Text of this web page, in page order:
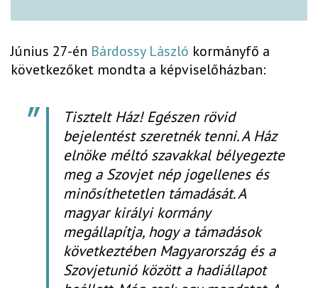
Június 27-én Bárdossy László kormányfő a
következőket mondta a képviselőházban:
Tisztelt Ház! Egészen rövid
bejelentést szeretnék tenni. A Ház
elnöke méltó szavakkal bélyegezte
meg a Szovjet nép jogellenes és
minősíthetetlen támadását. A
magyar királyi kormány
megállapítja, hogy a támadások
következtében Magyarország és a
Szovjetunió között a hadiállapot